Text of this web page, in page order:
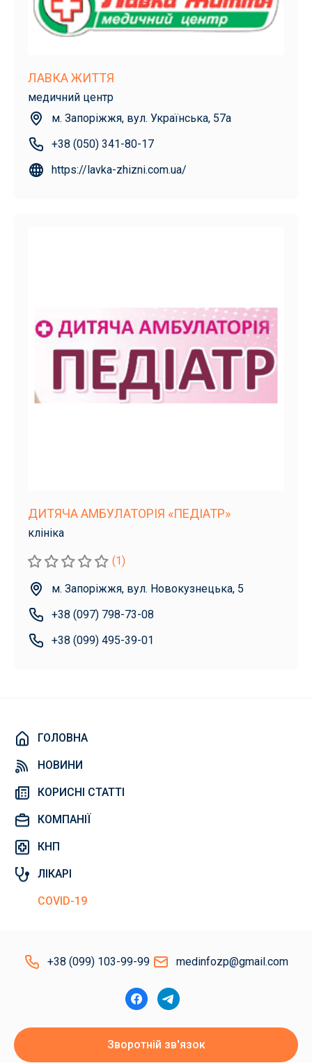
ЛАВКА ЖИТТЯ
медичний центр
м. Запоріжжя, вул. Українська, 57а
+38 (050) 341-80-17
https://lavka-zhizni.com.ua/
ДИТЯЧА АМБУЛАТОРІЯ «ПЕДІАТР»
клініка
(1)
м. Запоріжжя, вул. Новокузнецька, 5
+38 (097) 798-73-08
+38 (099) 495-39-01
ГОЛОВНА
НОВИНИ
КОРИСНІ СТАТТІ
КОМПАНІЇ
КНП
ЛІКАРІ
COVID-19
+38 (099) 103-99-99 medinfozp@gmail.com
Зворотній зв'язок